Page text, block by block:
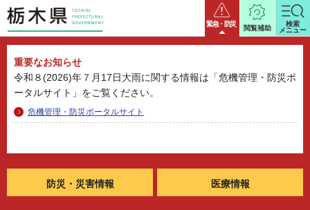
栃木県 緊急・防災
重要なお知らせ
令和８(2026)年７月17日大雨に関する情報は「危機管理・防災ポ
ータルサイト」をご覧ください。
危機管理・防災ポータルサイト
防災・ 災害情報 医療情報
閲覧補助
検索
メニュー